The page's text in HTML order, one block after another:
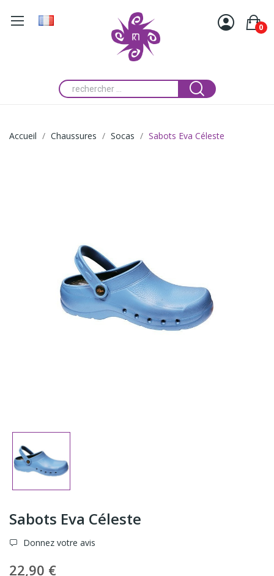
0
Accueil Chaussures Socas Sabots Eva Céleste
Sabots Eva Céleste
Donnez votre avis
22,90 €